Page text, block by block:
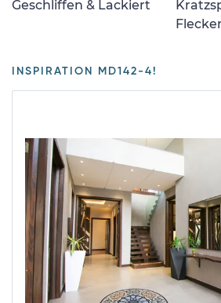
Geschliffen & Lackiert
INSPIRATION MD142-4!